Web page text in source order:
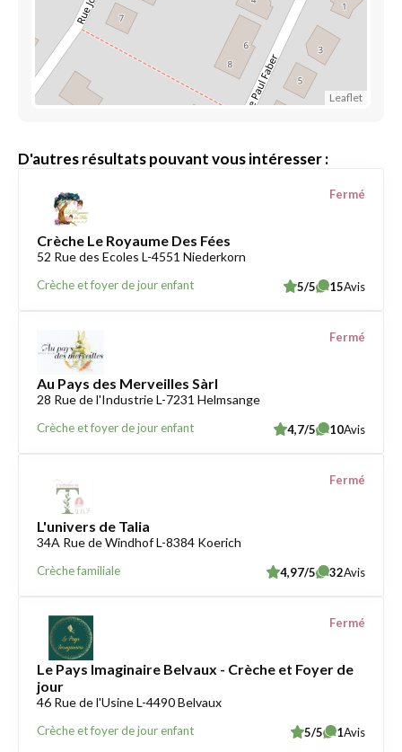
Leaflet
D'autres résultats pouvant vous intéresser :
Crèche Le Royaume Des Fées
52 Rue des Ecoles L-4551 Niederkorn
Crèche et foyer de jour enfant
Fermé
5/5 15Avis
Au Pays des Merveilles Sàrl
28 Rue de l'Industrie L-7231 Helmsange
Crèche et foyer de jour enfant
Fermé
4,7/5 10Avis
L'univers de Talia
34A Rue de Windhof L-8384 Koerich
Crèche familiale
Fermé
4,97/5 32Avis
Le Pays Imaginaire Belvaux - Crèche et Foyer de
jour
46 Rue de l'Usine L-4490 Belvaux
Crèche et foyer de jour enfant
Fermé
5/5 1Avis